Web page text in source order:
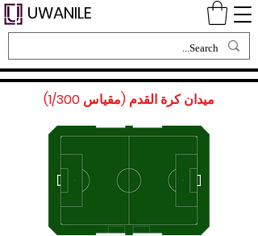
UWANILE
ميدان كرة القدم (مقياس 1/300)